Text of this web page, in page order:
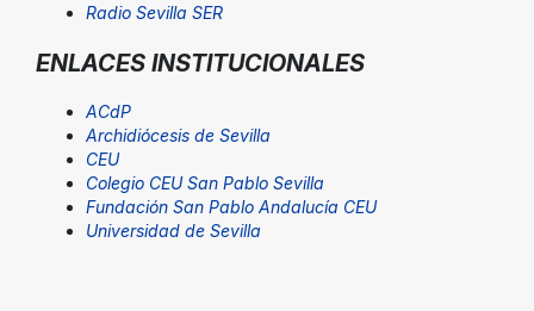
Radio Sevilla SER
ENLACES INSTITUCIONALES
ACdP
Archidiócesis de Sevilla
CEU
Colegio CEU San Pablo Sevilla
Fundación San Pablo Andalucía CEU
Universidad de Sevilla